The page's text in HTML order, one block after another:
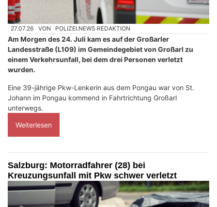
27.07.26 VON POLIZEI.NEWS REDAKTION
Am Morgen des 24. Juli kam es auf der Großarler
Landesstraße (L109) im Gemeindegebiet von Großarl zu
einem Verkehrsunfall, bei dem drei Personen verletzt
wurden.
Eine 39-jährige Pkw-Lenkerin aus dem Pongau war von St.
Johann im Pongau kommend in Fahrtrichtung Großarl
unterwegs.
Weiterlesen
Salzburg: Motorradfahrer (28) bei
Kreuzungsunfall mit Pkw schwer verletzt